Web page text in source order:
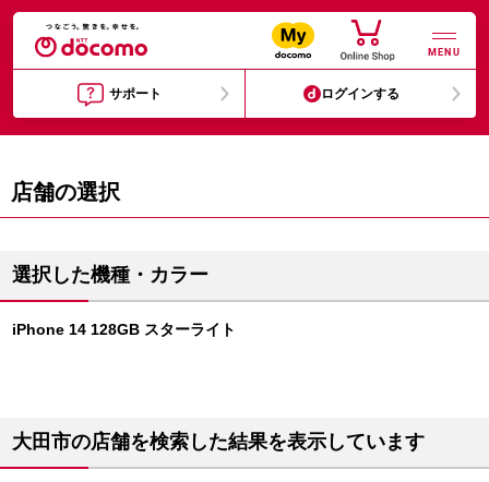
MENU
サポート ログインする
店舗の選択
選択した機種・カラー
iPhone 14 128GB スターライト
大田市の店舗を検索した結果を表示しています